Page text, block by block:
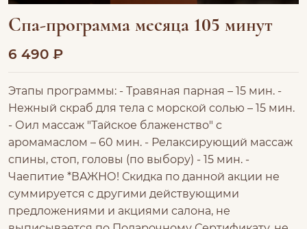
Спа-программа месяца 105 минут
6 490 ₽
Этапы программы: - Травяная парная – 15 мин. -
Нежный скраб для тела с морской солью – 15 мин.
- Оил массаж "Тайское блаженство" с
аромамаслом – 60 мин. - Релаксирующий массаж
спины, стоп, головы (по выбору) - 15 мин. -
Чаепитие *ВАЖНО! Скидка по данной акции не
суммируется с другими действующими
предложениями и акциями салона, не